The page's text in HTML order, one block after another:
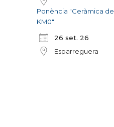
Ponència "Ceràmica de
KM0"
26 set. 26
Esparreguera